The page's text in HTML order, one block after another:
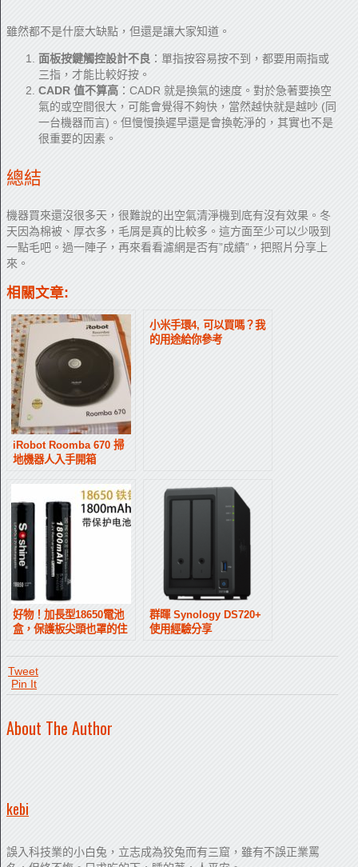
雖然都不是什麼大缺點，但還是讓大家知道。
面板按鍵觸控設計不良 ：單指按容易按不到，都要用兩指或
三指，才能比較好按。
CADR 值不算高 ：CADR 就是換氣的速度。對於急著要換空
氣的或空間很大，可能會覺得不夠快，當然越快就是越吵 (同
一台機器而言)。但慢慢換遲早還是會換乾淨的，其實也不是
很重要的因素。
總結
機器買來還沒很多天，很難說的出空氣清淨機到底有沒有效果。冬
天因為棉被、厚衣多，毛屑是真的比較多。這方面至少可以少吸到
一點毛吧。過一陣子，再來看看濾網是否有”成績”，把照片分享上
來。
相關文章:
iRobot Roomba 670 掃
地機器人入手開箱
小米手環4, 可以買嗎？我
的用途給你參考
好物！加長型18650電池
盒，保護板尖頭也罩的住
群暉 Synology DS720+
使用經驗分享
Tweet
Pin It
About The Author
kebi
誤入科技業的小白兔，立志成為狡兔而有三窟，雖有不誤正業罵